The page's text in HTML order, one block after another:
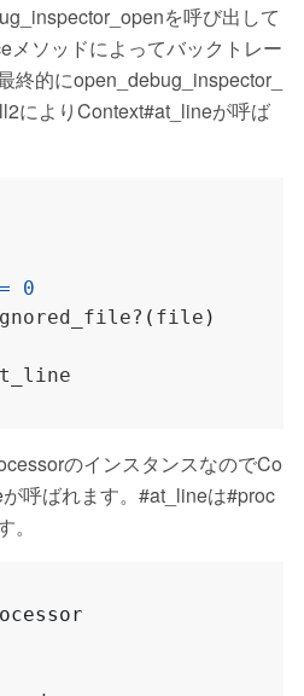
を呼び出して
メソッドによってバックトレー
終的にopen_debug_inspector_
によりContext#at_lineが呼ば
=
0
( file )
のインスタンスなのでCo
呼ばれます。#at_lineは#proc